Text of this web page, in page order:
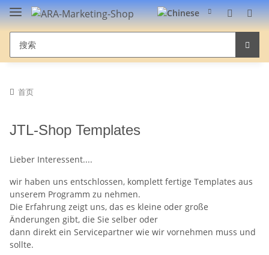
首页
JTL-Shop Templates
Lieber Interessent....
wir haben uns entschlossen, komplett fertige Templates aus
unserem Programm zu nehmen.
Die Erfahrung zeigt uns, das es kleine oder große
Änderungen gibt, die Sie selber oder
dann direkt ein Servicepartner wie wir vornehmen muss und
sollte.